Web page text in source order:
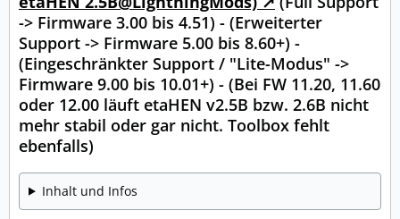
-> Firmware 3.00 bis 4.51) - (Erweiterter
Support -> Firmware 5.00 bis 8.60+) -
(Eingeschränkter Support / "Lite-Modus" ->
Firmware 9.00 bis 10.01+) - (Bei FW 11.20, 11.60
oder 12.00 läuft etaHEN v2.5B bzw. 2.6B nicht
mehr stabil oder gar nicht. Toolbox fehlt
ebenfalls)
Inhalt und Infos